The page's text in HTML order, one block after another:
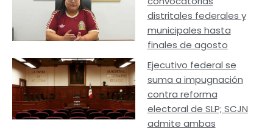
distritales federales y
municipales hasta
finales de agosto
Ejecutivo federal se
suma a impugnación
contra reforma
electoral de SLP; SCJN
admite ambas